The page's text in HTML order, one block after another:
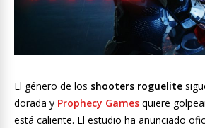
El género de los shooters roguelite
dorada y Prophecy Games quiere
está caliente. El estudio ha anunciado